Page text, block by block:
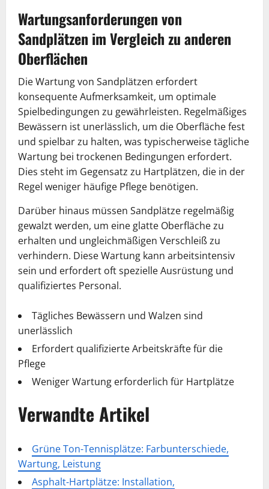
Wartungsanforderungen von
Sandplätzen im Vergleich zu anderen
Oberflächen
Die Wartung von Sandplätzen erfordert
konsequente Aufmerksamkeit, um optimale
Spielbedingungen zu gewährleisten. Regelmäßiges
Bewässern ist unerlässlich, um die Oberfläche fest
und spielbar zu halten, was typischerweise tägliche
Wartung bei trockenen Bedingungen erfordert.
Dies steht im Gegensatz zu Hartplätzen, die in der
Regel weniger häufige Pflege benötigen.
Darüber hinaus müssen Sandplätze regelmäßig
gewalzt werden, um eine glatte Oberfläche zu
erhalten und ungleichmäßigen Verschleiß zu
verhindern. Diese Wartung kann arbeitsintensiv
sein und erfordert oft spezielle Ausrüstung und
qualifiziertes Personal.
Tägliches Bewässern und Walzen sind
unerlässlich
Erfordert qualifizierte Arbeitskräfte für die
Pflege
Weniger Wartung erforderlich für Hartplätze
Verwandte Artikel
Grüne Ton-Tennisplätze: Farbunterschiede,
Wartung, Leistung
Asphalt-Hartplätze: Installation,